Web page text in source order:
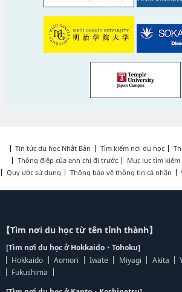
Tin tức du học Nhật Bản Tìm kiếm nơi du học
Thông điệp của anh chị đi trước
Mục lục tìm kiếm
Quy ước sử dụng
Thông báo về thông tin cá nhân
【Tìm nơi du học từ tên tỉnh thành】
[Tìm nơi du học ở Hokkaido・Tohoku]
Hokkaido
Aomori Iwate Miyagi Akita
Fukushima